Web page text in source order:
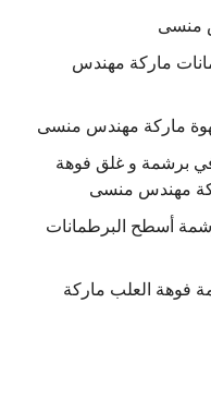
منسى
ماركة مهندس
ماركة مهندس منسى
برشمة و غلق فوهة
مهندس منسى
أسطح البرطمانات
فوهة العلب ماركة